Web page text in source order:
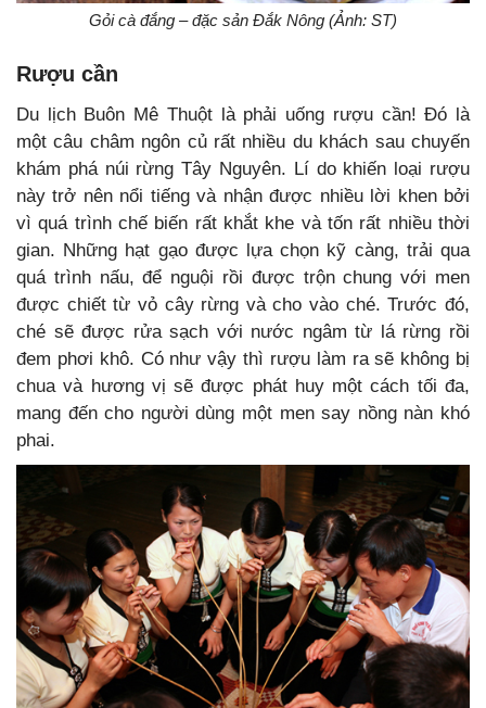
Gỏi cà đắng – đặc sản Đắk Nông (Ảnh: ST)
Rượu cần
Du lịch Buôn Mê Thuột là phải uống rượu cần! Đó là
một câu châm ngôn củ rất nhiều du khách sau chuyến
khám phá núi rừng Tây Nguyên. Lí do khiến loại rượu
này trở nên nổi tiếng và nhận được nhiều lời khen bởi
vì quá trình chế biến rất khắt khe và tốn rất nhiều thời
gian. Những hạt gạo được lựa chọn kỹ càng, trải qua
quá trình nấu, để nguội rồi được trộn chung với men
được chiết từ vỏ cây rừng và cho vào ché. Trước đó,
ché sẽ được rửa sạch với nước ngâm từ lá rừng rồi
đem phơi khô. Có như vậy thì rượu làm ra sẽ không bị
chua và hương vị sẽ được phát huy một cách tối đa,
mang đến cho người dùng một men say nồng nàn khó
phai.